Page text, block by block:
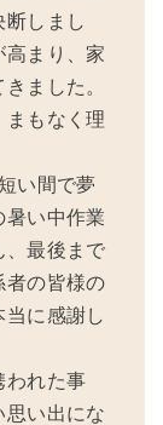
しまし
高まり、家
ました。
もなく理
い間で夢
い中作業
、最後まで
者の皆様の
に感謝し
われた事
思い出にな